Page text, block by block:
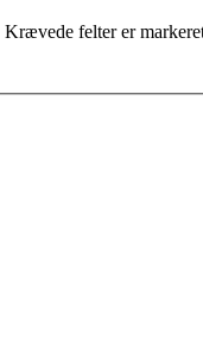
Krævede felter er